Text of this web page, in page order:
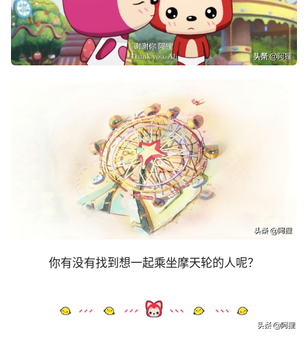
你有没有找到想一起乘坐摩天轮的人呢？